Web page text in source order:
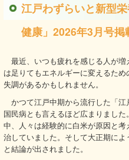
江戸わずらいと新型
健康」2026年3月号掲
最近、いつも疲れを感じる人が
は足りてもエネルギーに変えるた
失調があるかもしれません。
かつて江戸中期から流行した「
国民病とも言えるほど広まりまし
中、人々は経験的に白米が原因と
治していました。そして大正期によ
と結論が出されました。